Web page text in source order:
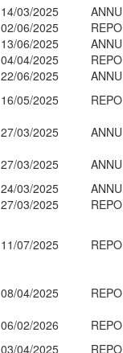
14/03/2025
02/06/2025
13/06/2025
04/04/2025
22/06/2025
16/05/2025
27/03/2025
27/03/2025
24/03/2025
27/03/2025
11/07/2025
08/04/2025
06/02/2026
03/04/2025